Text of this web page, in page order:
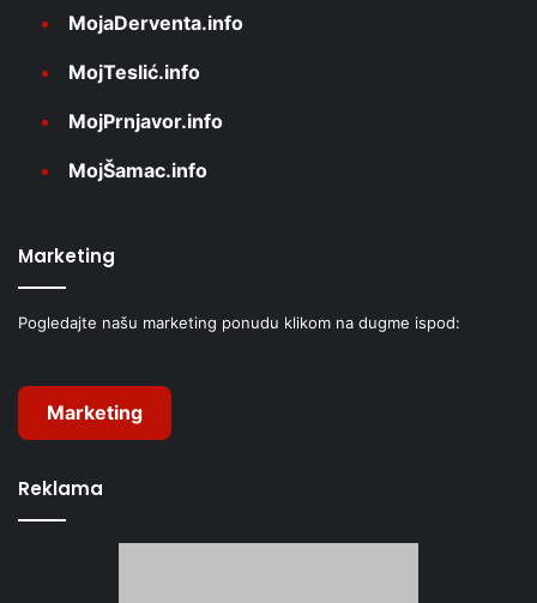
MojaDerventa.info
MojTeslić.info
MojPrnjavor.info
MojŠamac.info
Marketing
Pogledajte našu marketing ponudu klikom na dugme ispod:
Marketing
Reklama